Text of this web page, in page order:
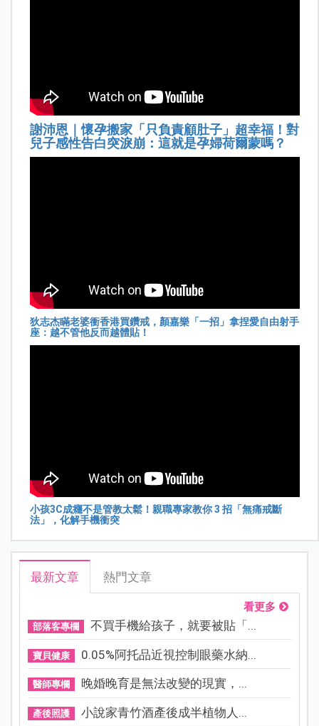
謝沛恩｜懷孕搬家「只負責顧肚子」超幸福！對
兒子感性告白突淚崩：這就是孕婦荷爾蒙嗎？
狄志杰瞞老婆衝香港買鑽戒，顏嘉樂「一招」拿捏愛自由射手
座：越不管他反而越體貼！
小孩3C成癮不是管教太鬆！親職專家教你 3 招「無痛戒斷
法」，化解手機衝突
最新文章 熱門文章
看更多
部落客專欄 不買手機給孩子，就要被貼「...
寶貝健康 0.05%阿托品近視控制眼藥水納...
醫師專欄 晚婚晚育是無法改變的現實，...
產後照護 小說家青竹酒產後成半植物人...